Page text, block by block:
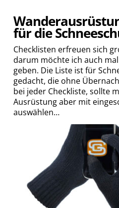
für die
Checklisten erfreuen sich
darum möchte ich auch
geben. Die Liste ist für
gedacht, die ohne
bei jeder Checkliste, sollte
Ausrüstung aber mit
auswählen…